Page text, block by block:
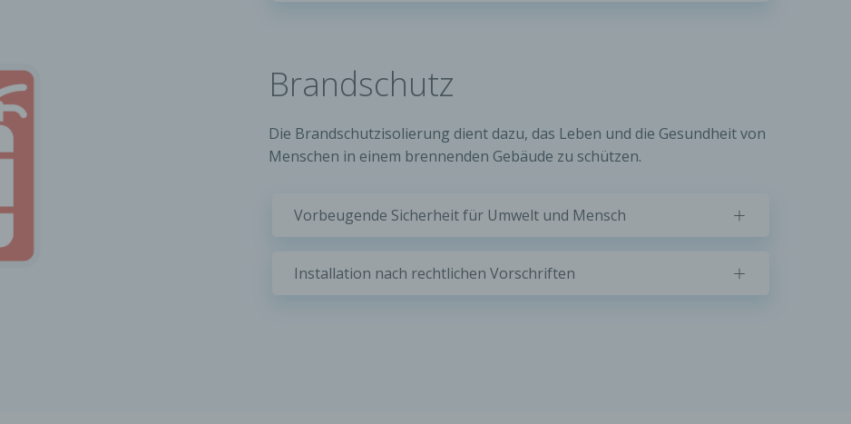
Brandschutz
Die Brandschutzisolierung dient dazu, das Leben und die Gesundheit von
Menschen in einem brennenden Gebäude zu schützen.
Vorbeugende Sicherheit für Umwelt und Mensch
Installation nach rechtlichen Vorschriften
b) betroffene Person
Betroffene Person ist jede identifizierte oder identifizierbare natürliche
Person, deren personenbezogene Daten von dem für die Verarbeitung
Verantwortlichen verarbeitet werden.
c) Verarbeitung
ausgeführte Vorgang oder jede solche Vorgangsreihe im Zusammenhang
mit personenbezogenen Daten wie das Erheben, das Erfassen, die
Organisation, das Ordnen, die Speicherung, die Anpassung oder
Veränderung, das Auslesen, das Abfragen, die Verwendung, die
Offenlegung durch Übermittlung, Verbreitung oder eine andere Form der